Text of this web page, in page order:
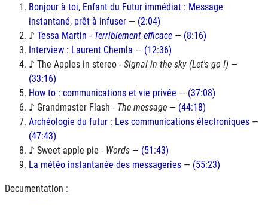
Bonjour à toi, Enfant du Futur immédiat : Message
instantané, prêt à infuser — (2:04)
♪ Tessa Martin - Terriblement efficace — (8:16)
Interview : Laurent Chemla — (12:36)
♪ The Apples in stereo - Signal in the sky (Let's go !) —
(33:16)
How to : communications et vie privée — (37:08)
♪ Grandmaster Flash - The message — (44:18)
Archéologie du futur : Les communications électroniques —
(47:43)
♪ Sweet apple pie - Words — (51:43)
La météo instantanée des messageries — (55:23)
Documentation :